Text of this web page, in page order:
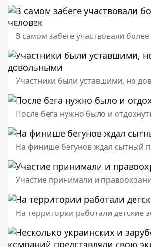
В самом забеге участвовали
Участники были уставшими, но
После бега нужно было и
На финише бегунов ждал сытный
Участие принимали и
На территории работали детские